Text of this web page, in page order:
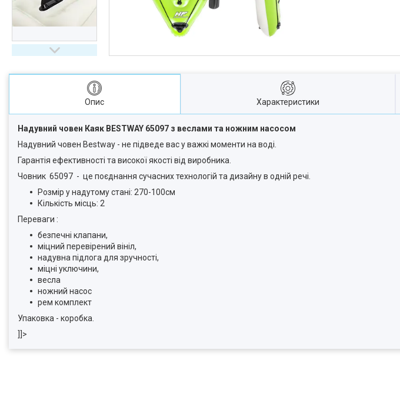
Опис Характеристики
Надувний човен Каяк BESTWAY 65097 з веслами та ножним насосом
Надувний човен Bestway - не підведе вас у важкі моменти на воді.
Гарантія ефективності та високої якості від виробника.
Човник 65097 - це поєднання сучасних технологій та дизайну в одній речі.
Розмір у надутому стані: 270-100см
Кількість місць: 2
Переваги :
безпечні клапани,
міцний перевірений вініл,
надувна підлога для зручності,
міцні уключини,
весла
ножний насос
рем комплект
Упаковка - коробка.
]]>